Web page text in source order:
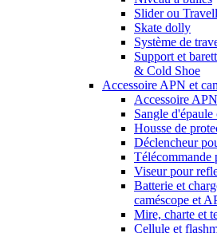
Slider ou
Skate dolly
Système de
Support et
& Cold Shoe
Accessoire APN et
Accessoire
Sangle
Housse de
Déclencheur
Télécommande
Viseur pour
Batterie et
caméscope et
Mire, charte et
Cellule et